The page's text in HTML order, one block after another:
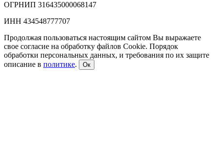
ОГРНИП 316435000068147
ИНН 434548777707
Продолжая пользоваться настоящим сайтом Вы выражаете
свое согласие на обработку файлов Cookie. Порядок
обработки персональных данных, и требования по их защите
описание в политике. Ок